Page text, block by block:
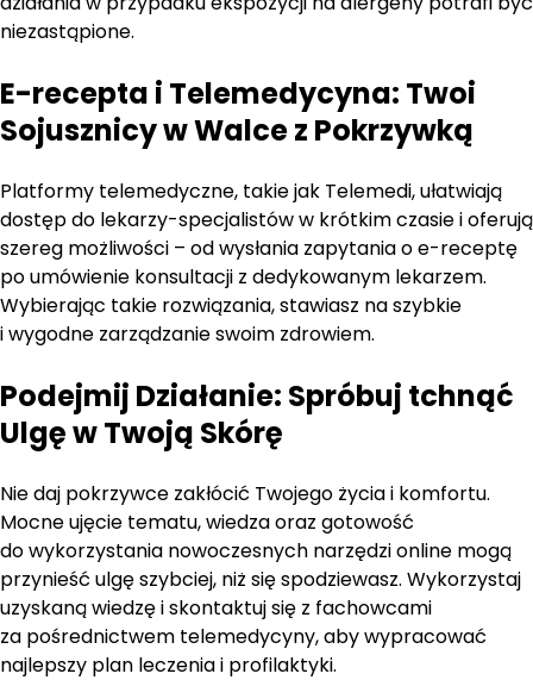
niezastąpione.
E-recepta i Telemedycyna: Twoi
Sojusznicy w Walce z Pokrzywką
Platformy telemedyczne, takie jak Telemedi, ułatwiają
dostęp do lekarzy-specjalistów w krótkim czasie i oferują
szereg możliwości – od wysłania zapytania o e-receptę
po umówienie konsultacji z dedykowanym lekarzem.
Wybierając takie rozwiązania, stawiasz na szybkie
i wygodne zarządzanie swoim zdrowiem.
Podejmij Działanie: Spróbuj tchnąć
Ulgę w Twoją Skórę
Nie daj pokrzywce zakłócić Twojego życia i komfortu.
Mocne ujęcie tematu, wiedza oraz gotowość
do wykorzystania nowoczesnych narzędzi online mogą
przynieść ulgę szybciej, niż się spodziewasz. Wykorzystaj
uzyskaną wiedzę i skontaktuj się z fachowcami
za pośrednictwem telemedycyny, aby wypracować
najlepszy plan leczenia i profilaktyki.